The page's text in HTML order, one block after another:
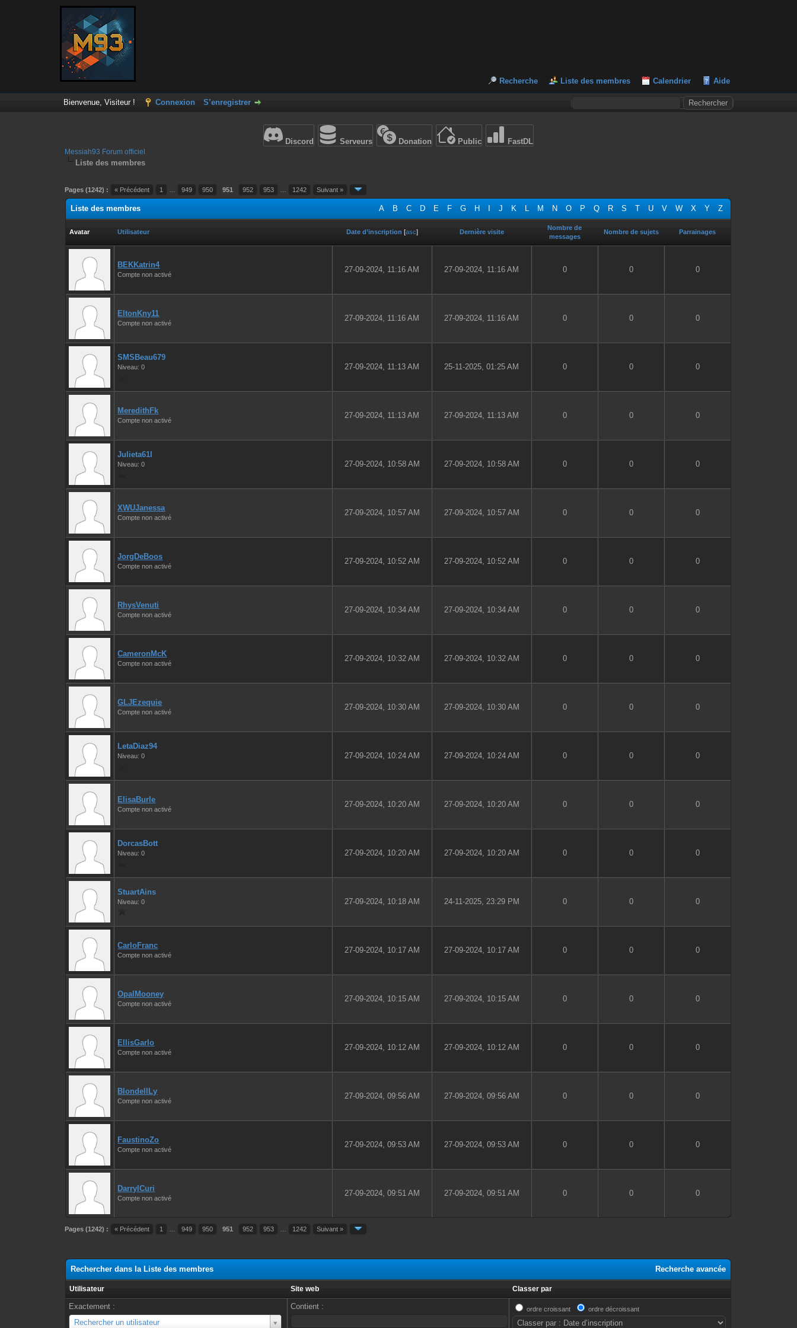
Recherche Liste des membres Calendrier Aide
Bienvenue, Visiteur ! Connexion S’enregistrer
Discord Serveurs Donation Public FastDL
Messiah93 Forum officiel
Liste des membres
Pages (1242) : « Précédent 1 949 950 951 952 953 1242 Suivant »
A B C D E F G H J K L M N O P Q R S T U V W X Y Z
Liste des membres
Avatar Utilisateur Date d’inscription [asc] Dernière visite
Nombre de
messages
Nombre de sujets Parrainages
BEKKatrin4
Compte non activé
27-09-2024, 11:16 AM 27-09-2024, 11:16 AM 0 0 0
EltonKny11
Compte non activé
27-09-2024, 11:16 AM 27-09-2024, 11:16 AM 0 0 0
SMSBeau679
Niveau: 0 27-09-2024, 11:13 AM 25-11-2025, 01:25 AM 0 0 0
MeredithFk
Compte non activé
27-09-2024, 11:13 AM 27-09-2024, 11:13 AM 0 0 0
Julieta61I
Niveau: 0 27-09-2024, 10:58 AM 27-09-2024, 10:58 AM 0 0 0
XWUJanessa
Compte non activé
27-09-2024, 10:57 AM 27-09-2024, 10:57 AM 0 0 0
JorgDeBoos
Compte non activé
27-09-2024, 10:52 AM 27-09-2024, 10:52 AM 0 0 0
RhysVenuti
Compte non activé
27-09-2024, 10:34 AM 27-09-2024, 10:34 AM 0 0 0
CameronMcK
Compte non activé
27-09-2024, 10:32 AM 27-09-2024, 10:32 AM 0 0 0
GLJEzequie
Compte non activé
27-09-2024, 10:30 AM 27-09-2024, 10:30 AM 0 0 0
LetaDiaz94
Niveau: 0 27-09-2024, 10:24 AM 27-09-2024, 10:24 AM 0 0 0
ElisaBurle
Compte non activé
27-09-2024, 10:20 AM 27-09-2024, 10:20 AM 0 0 0
DorcasBott
Niveau: 0 27-09-2024, 10:20 AM 27-09-2024, 10:20 AM 0 0 0
StuartAins
Niveau: 0 27-09-2024, 10:18 AM 24-11-2025, 23:29 PM 0 0 0
CarloFranc
Compte non activé
27-09-2024, 10:17 AM 27-09-2024, 10:17 AM 0 0 0
OpalMooney
Compte non activé
27-09-2024, 10:15 AM 27-09-2024, 10:15 AM 0 0 0
EllisGarlo
Compte non activé
27-09-2024, 10:12 AM 27-09-2024, 10:12 AM 0 0 0
BlondellLy
Compte non activé
27-09-2024, 09:56 AM 27-09-2024, 09:56 AM 0 0 0
FaustinoZo
Compte non activé
27-09-2024, 09:53 AM 27-09-2024, 09:53 AM 0 0 0
DarrylCuri
Compte non activé
27-09-2024, 09:51 AM 27-09-2024, 09:51 AM 0 0 0
Pages (1242) : « Précédent 1 949 950 951 952 953 1242 Suivant »
Recherche avancée
Rechercher dans la Liste des membres
Utilisateur Site web Classer par
Exactement :
Rechercher un utilisateur
Utilisateur
Contient : ordre croissant ordre décroissant